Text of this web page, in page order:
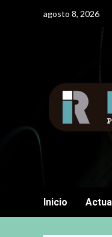
agosto 8, 2026
Inicio